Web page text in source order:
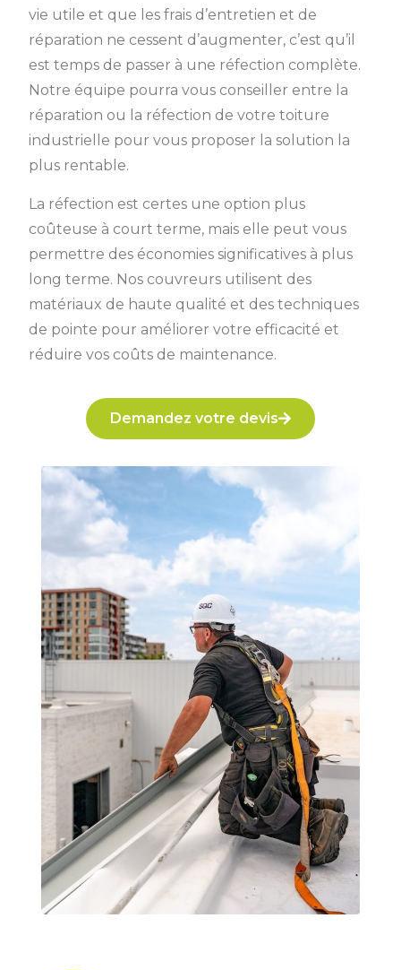
vie utile et que les frais d’entretien et de
réparation ne cessent d’augmenter, c’est qu’il
est temps de passer à une réfection complète.
Notre équipe pourra vous conseiller entre la
réparation ou la réfection de votre toiture
industrielle pour vous proposer la solution la
plus rentable.
La réfection est certes une option plus
coûteuse à court terme, mais elle peut vous
permettre des économies significatives à plus
long terme. Nos couvreurs utilisent des
matériaux de haute qualité et des techniques
de pointe pour améliorer votre efficacité et
réduire vos coûts de maintenance.
Demandez votre devis